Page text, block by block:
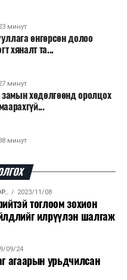
минут
өнгөрсөн долоо
хяналт та...
минут
замын хөдөлгөөнд оролцох
минут
21:00 цаги...
амь насаа алджээ
хүүхдүүд эх
2023/11/08
тоглоом зохион
илрүүлэн шалгаж
09/24
агаарын урьдчилсан